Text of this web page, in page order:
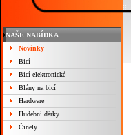
NAŠE NABÍDKA
Novinky
Bicí
Bicí elektronické
Blány na bicí
Hardware
Hudební dárky
Činely